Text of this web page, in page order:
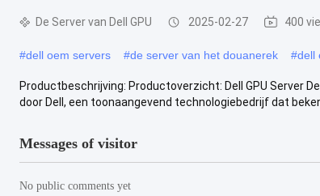
De Server van Dell GPU 2025-02-27 400
#dell oem servers #de server van het douanerek #dell
Productbeschrijving: Productoverzicht: Dell GPU Server
door Dell, een toonaangevend technologiebedrijf dat
Messages of visitor
No public comments yet